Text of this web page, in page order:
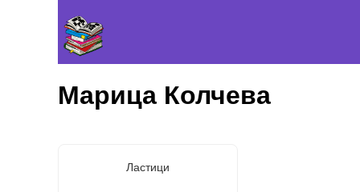
Марица Колчева
Ластици